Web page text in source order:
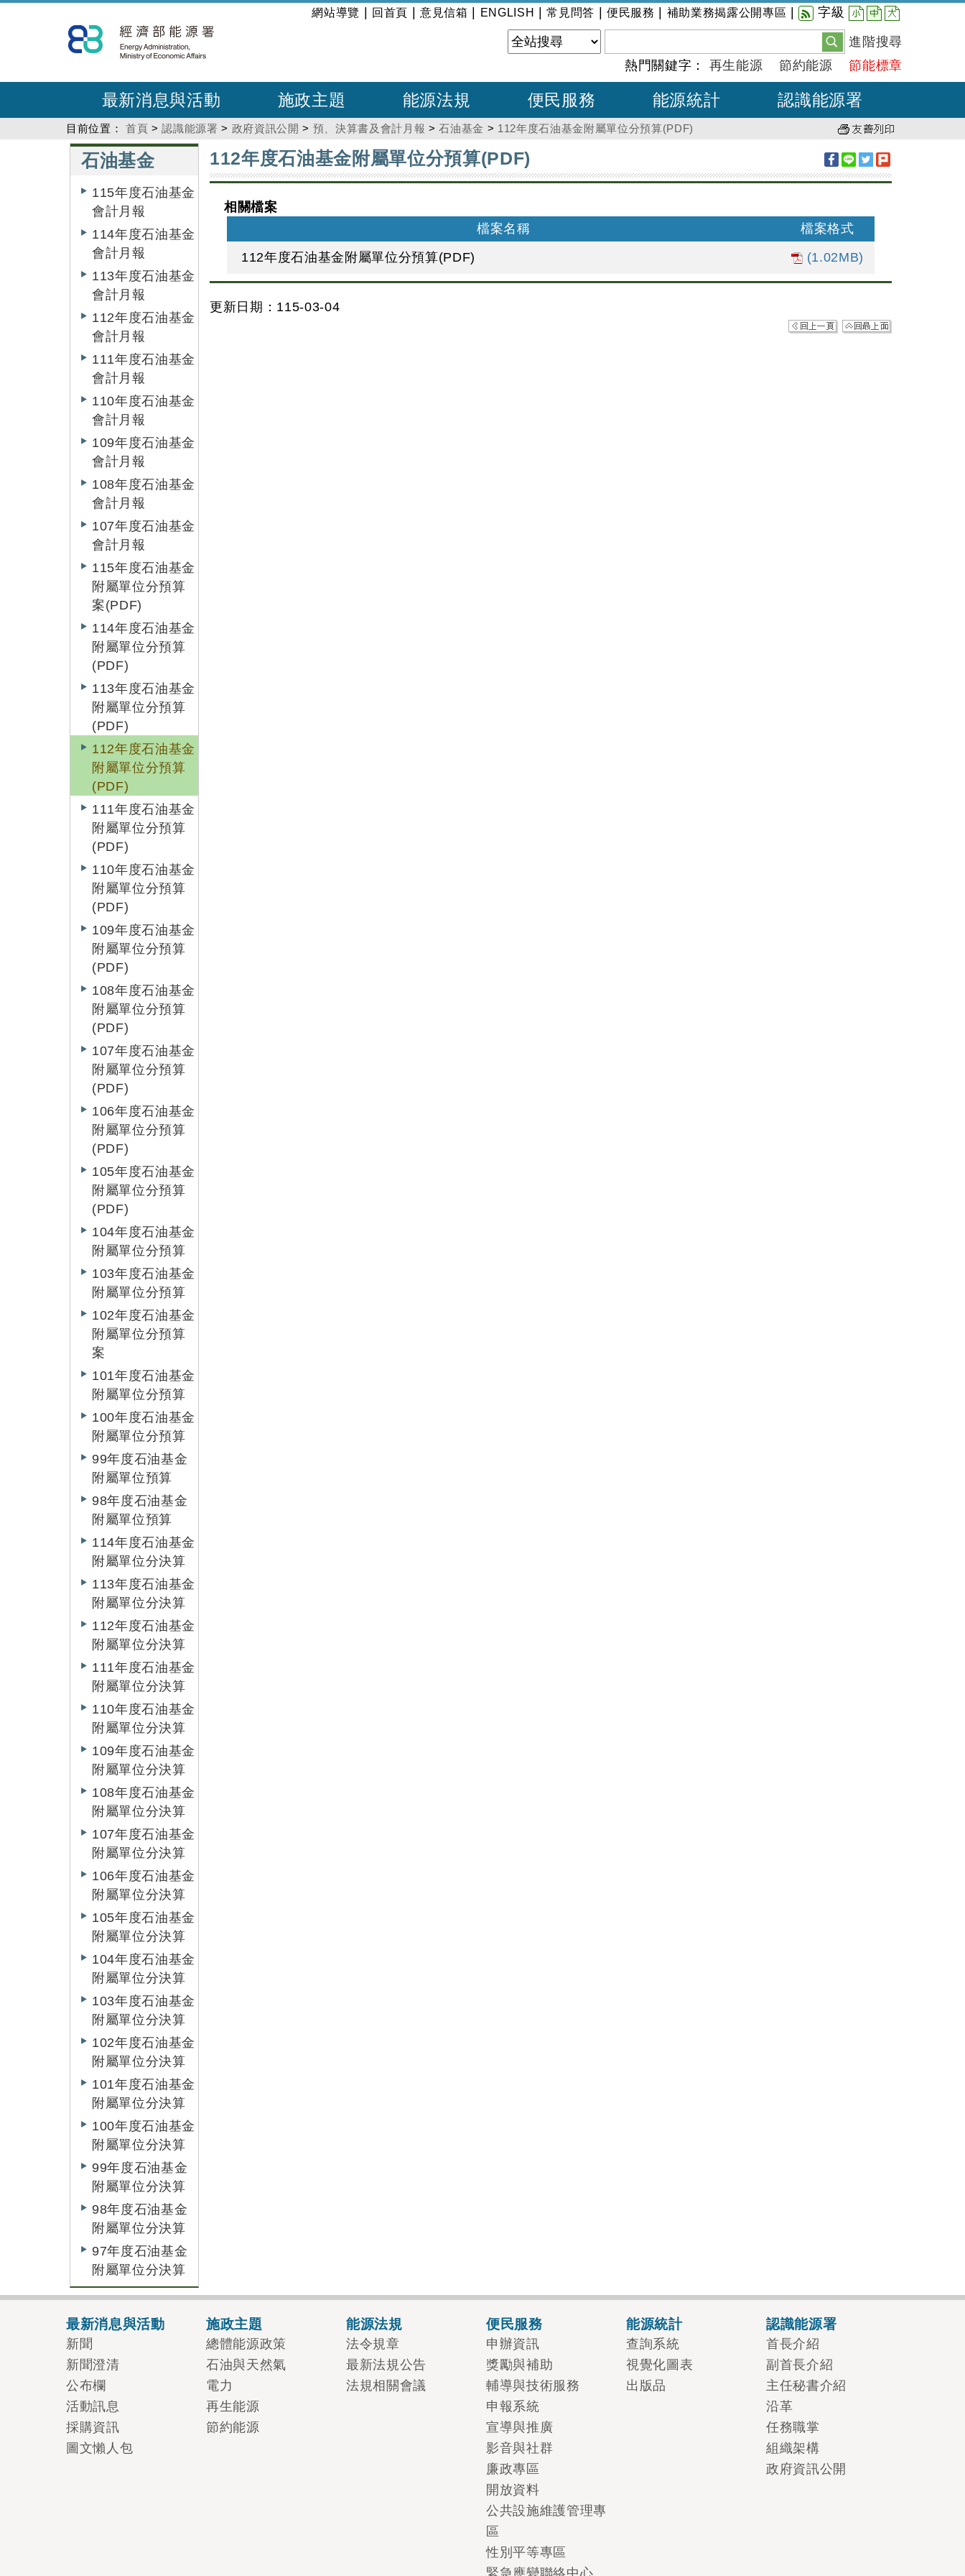
到
主
內
:::
網站導覽 回首頁 意見信箱 ENGLISH |常見問答 便民服務 補助業務揭露公開專區 字級 小 中 大
進階搜尋
熱門關鍵字： 再生能源 節約能源 節能標章
最新消息與活動 施政主題 能源法規 便民服務 能源統計 認識能源署
目前位置： 首頁 >認識能源署 > 政府資訊公開 > 預、決算書及會計月報 >石油基金 > 112年度石油基金附屬單位分預算(PDF)
石油基金
115年度石油基金
會計月報
114年度石油基金
會計月報
113年度石油基金
會計月報
112年度石油基金
會計月報
111年度石油基金
會計月報
110年度石油基金
會計月報
109年度石油基金
會計月報
108年度石油基金
會計月報
107年度石油基金
會計月報
115年度石油基金
附屬單位分預算
案(PDF)
114年度石油基金
附屬單位分預算
(PDF)
113年度石油基金
附屬單位分預算
(PDF)
112年度石油基金
附屬單位分預算
(PDF)
111年度石油基金
附屬單位分預算
(PDF)
110年度石油基金
附屬單位分預算
(PDF)
109年度石油基金
附屬單位分預算
(PDF)
108年度石油基金
附屬單位分預算
(PDF)
107年度石油基金
附屬單位分預算
(PDF)
106年度石油基金
附屬單位分預算
(PDF)
105年度石油基金
附屬單位分預算
(PDF)
104年度石油基金
附屬單位分預算
103年度石油基金
附屬單位分預算
102年度石油基金
附屬單位分預算
案
101年度石油基金
附屬單位分預算
100年度石油基金
附屬單位分預算
99年度石油基金
附屬單位預算
98年度石油基金
附屬單位預算
114年度石油基金
附屬單位分決算
113年度石油基金
附屬單位分決算
112年度石油基金
附屬單位分決算
111年度石油基金
附屬單位分決算
110年度石油基金
附屬單位分決算
109年度石油基金
附屬單位分決算
108年度石油基金
附屬單位分決算
107年度石油基金
附屬單位分決算
106年度石油基金
附屬單位分決算
105年度石油基金
附屬單位分決算
104年度石油基金
附屬單位分決算
103年度石油基金
附屬單位分決算
102年度石油基金
附屬單位分決算
101年度石油基金
附屬單位分決算
100年度石油基金
附屬單位分決算
99年度石油基金
附屬單位分決算
98年度石油基金
附屬單位分決算
97年度石油基金
附屬單位分決算
112年度石油基金附屬單位分預算(PDF)
相關檔案
檔案名稱
檔案格式
112年度石油基金附屬單位分預算(PDF)
(1.02MB)
更新日期：115-03-04
最新消息與活動
新聞
新聞澄清
公布欄
活動訊息
採購資訊
圖文懶人包
施政主題
總體能源政策
石油與天然氣
電力
再生能源
節約能源
能源法規
法令規章
最新法規公告
法規相關會議
便民服務
申辦資訊
獎勵與補助
輔導與技術服務
申報系統
宣導與推廣
影音與社群
廉政專區
開放資料
公共設施維護管理專
區
性別平等專區
緊急應變聯絡中心
能源統計
查詢系統
視覺化圖表
出版品
認識能源署
首長介紹
副首長介紹
主任秘書介紹
沿革
任務職掌
組織架構
政府資訊公開